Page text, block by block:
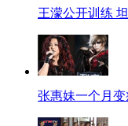
王濛公开训练
张惠妹一个月